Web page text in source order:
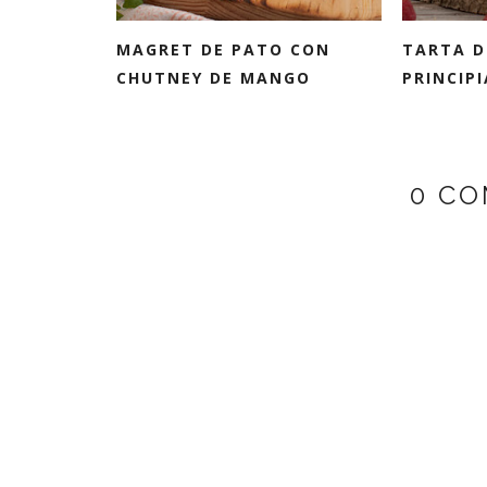
MAGRET DE PATO CON
CHUTNEY DE MANGO
TARTA
0